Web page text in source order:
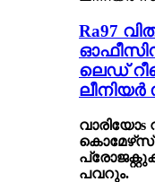
Ra97
ലെഡ്
ലീനിയർ
വാരിയോs
പവറും.